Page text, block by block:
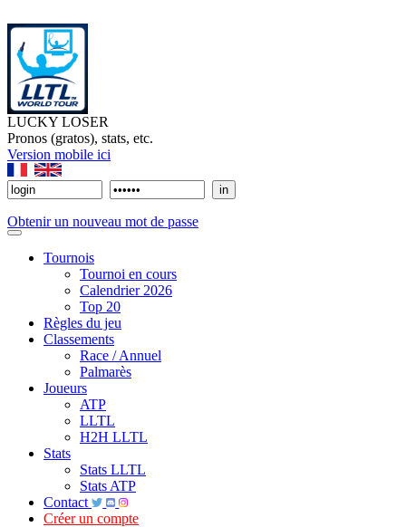
LUCKY LOSER
Pronos (gratos), stats, etc.
Version mobile ici
Obtenir un nouveau mot de passe
Tournois
Tournoi en cours
Calendrier 2026
Top 20
Règles du jeu
Classements
Race / Annuel
Palmarès
Joueurs
ATP
LLTL
H2H LLTL
Stats
Stats LLTL
Stats ATP
Contact
Créer un compte